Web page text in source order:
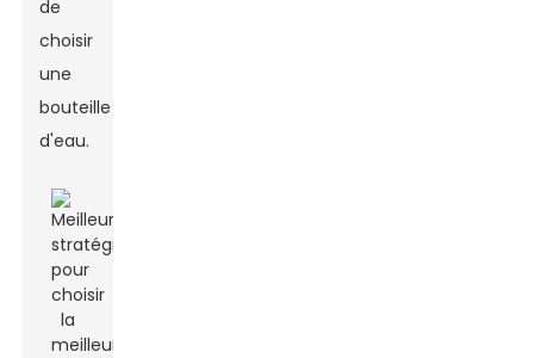
de
choisir
une
bouteille
d'eau.